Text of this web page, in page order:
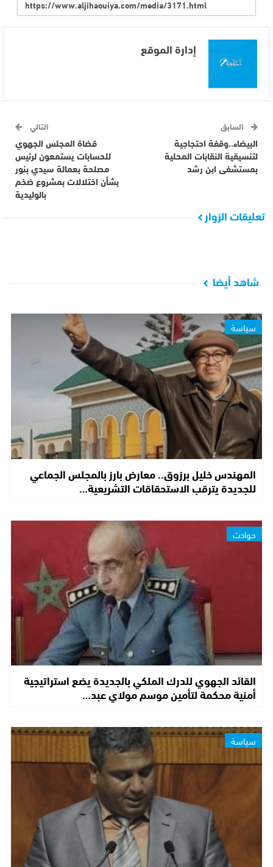
إدارة الموقع
السابق
البيضاء..وقفة احتجاجية
لتنسيقية النقابات المحلية
بمستشفى ابن رشد
التالي
قضاة المجلس الجهوي
للحسابات يستمعون لرئيس
مصلحة بعمالة سيدي بنور
بشأن اختلالات بمشروع ضخم
بالوليدية
تعليقات الزوار
شاهد أيضا
سياسة
المهندس خليل برزوق.. معارض بارز بالمجلس الجماعي
للجديدة يترقب الاستحقاقات التشريعية…
حوادث
القائد الجهوي للدرك الملكي بالجديدة يضع استراتيجية
أمنية محكمة لتأمين موسم مولاي عبد…
سياسة